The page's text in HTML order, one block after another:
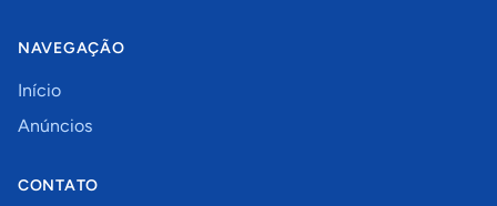
NAVEGAÇÃO
Início
Anúncios
CONTATO